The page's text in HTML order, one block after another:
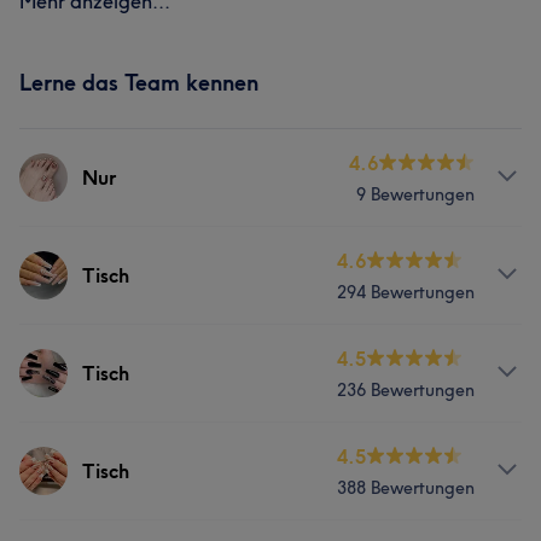
Lerne das Team kennen
Nur
4.6
9 Bewertungen
Services
Tisch
4.6
294 Bewertungen
Services
Was unsere Kunden über Tisch sagen
Tisch
4.5
236 Bewertungen
Services
Tisch
4.5
388 Bewertungen